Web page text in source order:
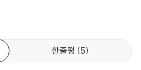
렇게 하나님 앞에 모든 것을 내려놓
유는 내 삶에 머무른다.
는지 알 수 없는 답답함과 함께, 수
이들에게 위로를 전하며, 예수 그리
는 희망의 메시지를 담고 있습니다.
한줄평 5